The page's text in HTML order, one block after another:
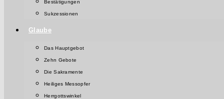
Bestätigungen
Sukzessionen
Glaube
Das Hauptgebot
Zehn Gebote
Die Sakramente
Heiliges Messopfer
Herrgottswinkel